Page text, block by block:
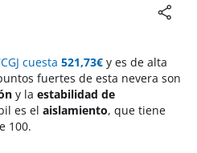
cuesta 521,73€ y es de alta
fuertes de esta nevera son
y la estabilidad de
es el aislamiento, que tiene
100.